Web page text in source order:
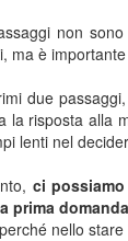
non
ma è
due
la risposta alla
lenti nel
ci
prima
nello